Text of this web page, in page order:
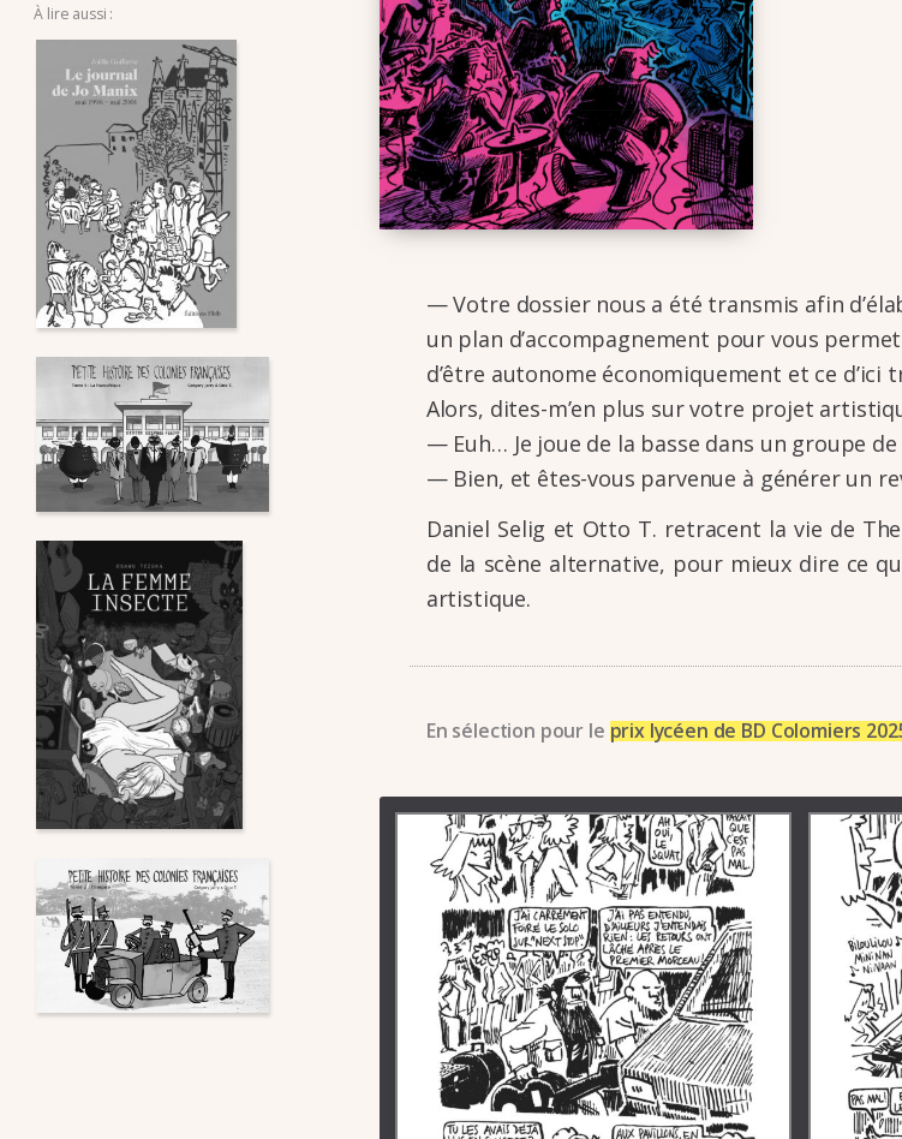
PHOTO,
FLIP-
BOOK
— Votre dossier nous a été trans­mis afin
un plan d’ac­com­pa­gne­ment pour vous
d’être auto­nome écono­mique­ment et ce d’ici
Alors, dites-m’en plus sur votre projet
— Euh… Je joue de la basse dans un groupe de
— Bien, et êtes-vous parve­nue à géné­rer un
Daniel Selig et Otto T. retracent la vie de
de la scène alter­na­tive, pour mieux dire ce
artis­tique.
En sélection pour le prix lycéen de BD Colomiers
À lire aussi :